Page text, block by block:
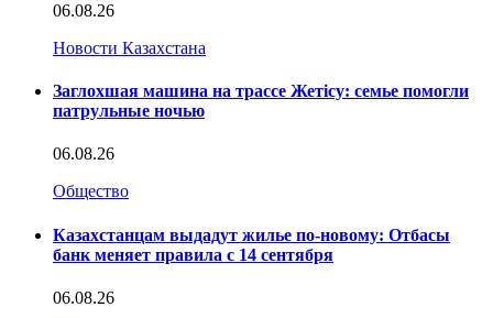
06.08.26
Новости Казахстана
Заглохшая машина на трассе Жетісу: семье помогли
патрульные ночью
06.08.26
Общество
Казахстанцам выдадут жилье по-новому: Отбасы
банк меняет правила с 14 сентября
06.08.26